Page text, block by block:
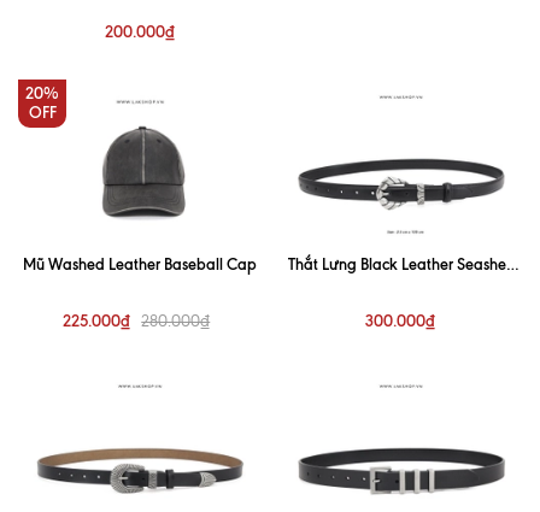
200.000₫
20%
OFF
Mũ Washed Leather Baseball Cap
225.000₫ 280.000₫
Thắt Lưng Black Leather Seashell
300.000₫